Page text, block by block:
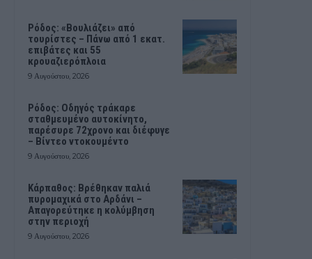
Ρόδος: «Βουλιάζει» από
τουρίστες – Πάνω από 1 εκατ.
επιβάτες και 55
κρουαζιερόπλοια
9 Αυγούστου, 2026
Ρόδος: Οδηγός τράκαρε
σταθμευμένο αυτοκίνητο,
παρέσυρε 72χρονο και διέφυγε
– Βίντεο ντοκουμέντο
9 Αυγούστου, 2026
Κάρπαθος: Βρέθηκαν παλιά
πυρομαχικά στο Αρδάνι –
Απαγορεύτηκε η κολύμβηση
στην περιοχή
9 Αυγούστου, 2026